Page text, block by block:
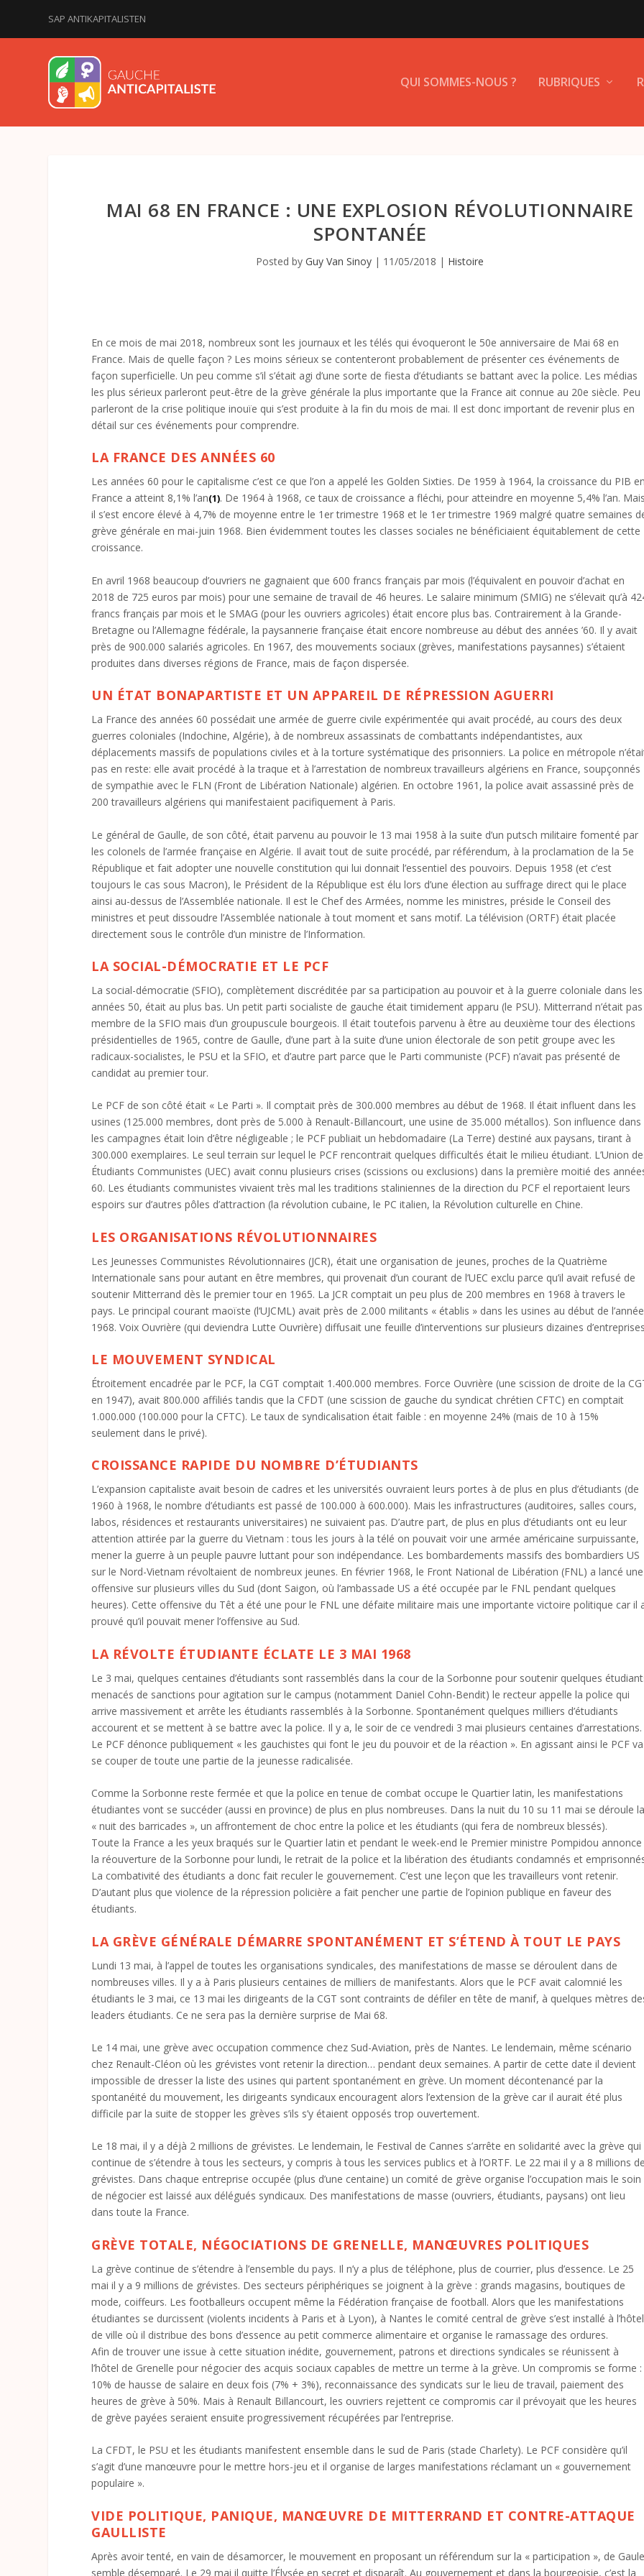
SAP ANTIKAPITALISTEN
QUI SOMMES-NOUS ? RUBRIQUES
MAI 68 EN FRANCE : UNE EXPLOSION RÉVOLUTIONNAIRE
SPONTANÉE
Posted byGuy Van Sinoy | 11/05/2018 | Histoire
En ce mois de mai 2018, nombreux sont les journaux et les télés qui évoqueront le 50e anniversaire de Mai 68 en
France. Mais de quelle façon ? Les moins sérieux se contenteront probablement de présenter ces événements de
façon superficielle. Un peu comme s’il s’était agi d’une sorte de fiesta d’étudiants se battant avec la police. Les médias
les plus sérieux parleront peut-être de la grève générale la plus importante que la France ait connue au 20e siècle. Peu
parleront de la crise politique inouïe qui s’est produite à la fin du mois de mai. Il est donc important de revenir plus en
détail sur ces événements pour comprendre.
LA FRANCE DES ANNÉES 60
Les années 60 pour le capitalisme c’est ce que l’on a appelé les Golden Sixties. De 1959 à 1964, la croissance du PIB
France a atteint 8,1% l’an(1). De 1964 à 1968, ce taux de croissance a fléchi, pour atteindre en moyenne 5,4% l’an.
il s’est encore élevé à 4,7% de moyenne entre le 1er trimestre 1968 et le 1er trimestre 1969 malgré quatre semaines
grève générale en mai-juin 1968. Bien évidemment toutes les classes sociales ne bénéficiaient équitablement de cette
croissance.
En avril 1968 beaucoup d’ouvriers ne gagnaient que 600 francs français par mois (l’équivalent en pouvoir d’achat en
2018 de 725 euros par mois) pour une semaine de travail de 46 heures. Le salaire minimum (SMIG) ne s’élevait qu’à
francs français par mois et le SMAG (pour les ouvriers agricoles) était encore plus bas. Contrairement à la Grande-
Bretagne ou l’Allemagne fédérale, la paysannerie française était encore nombreuse au début des années ’60. Il y avait
près de 900.000 salariés agricoles. En 1967, des mouvements sociaux (grèves, manifestations paysannes) s’étaient
produites dans diverses régions de France, mais de façon dispersée.
UN ÉTAT BONAPARTISTE ET UN APPAREIL DE RÉPRESSION AGUERRI
La France des années 60 possédait une armée de guerre civile expérimentée qui avait procédé, au cours des deux
guerres coloniales (Indochine, Algérie), à de nombreux assassinats de combattants indépendantistes, aux
déplacements massifs de populations civiles et à la torture systématique des prisonniers. La police en métropole
pas en reste: elle avait procédé à la traque et à l’arrestation de nombreux travailleurs algériens en France, soupçonnés
de sympathie avec le FLN (Front de Libération Nationale) algérien. En octobre 1961, la police avait assassiné près de
200 travailleurs algériens qui manifestaient pacifiquement à Paris.
Le général de Gaulle, de son côté, était parvenu au pouvoir le 13 mai 1958 à la suite d’un putsch militaire fomenté par
les colonels de l’armée française en Algérie. Il avait tout de suite procédé, par référendum, à la proclamation de la 5e
République et fait adopter une nouvelle constitution qui lui donnait l’essentiel des pouvoirs. Depuis 1958 (et c’est
toujours le cas sous Macron), le Président de la République est élu lors d’une élection au suffrage direct qui le place
ainsi au-dessus de l’Assemblée nationale. Il est le Chef des Armées, nomme les ministres, préside le Conseil des
ministres et peut dissoudre l’Assemblée nationale à tout moment et sans motif. La télévision (ORTF) était placée
directement sous le contrôle d’un ministre de l’Information.
LA SOCIAL-DÉMOCRATIE ET LE PCF
La social-démocratie (SFIO), complètement discréditée par sa participation au pouvoir et à la guerre coloniale dans les
années 50, était au plus bas. Un petit parti socialiste de gauche était timidement apparu (le PSU). Mitterrand n’était pas
membre de la SFIO mais d’un groupuscule bourgeois. Il était toutefois parvenu à être au deuxième tour des élections
présidentielles de 1965, contre de Gaulle, d’une part à la suite d’une union électorale de son petit groupe avec les
radicaux-socialistes, le PSU et la SFIO, et d’autre part parce que le Parti communiste (PCF) n’avait pas présenté de
candidat au premier tour.
Le PCF de son côté était « Le Parti ». Il comptait près de 300.000 membres au début de 1968. Il était influent dans les
usines (125.000 membres, dont près de 5.000 à Renault-Billancourt, une usine de 35.000 métallos). Son influence dans
les campagnes était loin d’être négligeable ; le PCF publiait un hebdomadaire (La Terre) destiné aux paysans, tirant à
300.000 exemplaires. Le seul terrain sur lequel le PCF rencontrait quelques difficultés était le milieu étudiant. L’Union
Étudiants Communistes (UEC) avait connu plusieurs crises (scissions ou exclusions) dans la première moitié des
60. Les étudiants communistes vivaient très mal les traditions staliniennes de la direction du PCF el reportaient leurs
espoirs sur d’autres pôles d’attraction (la révolution cubaine, le PC italien, la Révolution culturelle en Chine.
LES ORGANISATIONS RÉVOLUTIONNAIRES
Les Jeunesses Communistes Révolutionnaires (JCR), était une organisation de jeunes, proches de la Quatrième
Internationale sans pour autant en être membres, qui provenait d’un courant de l’UEC exclu parce qu’il avait refusé de
soutenir Mitterrand dès le premier tour en 1965. La JCR comptait un peu plus de 200 membres en 1968 à travers le
pays. Le principal courant maoïste (l‘UJCML) avait près de 2.000 militants « établis » dans les usines au début de l’année
1968. Voix Ouvrière (qui deviendra Lutte Ouvrière) diffusait une feuille d’interventions sur plusieurs dizaines
LE MOUVEMENT SYNDICAL
Étroitement encadrée par le PCF, la CGT comptait 1.400.000 membres. Force Ouvrière (une scission de droite de la
en 1947), avait 800.000 affiliés tandis que la CFDT (une scission de gauche du syndicat chrétien CFTC) en comptait
1.000.000 (100.000 pour la CFTC). Le taux de syndicalisation était faible : en moyenne 24% (mais de 10 à 15%
seulement dans le privé).
CROISSANCE RAPIDE DU NOMBRE D’ÉTUDIANTS
L’expansion capitaliste avait besoin de cadres et les universités ouvraient leurs portes à de plus en plus d’étudiants (de
1960 à 1968, le nombre d’étudiants est passé de 100.000 à 600.000). Mais les infrastructures (auditoires, salles cours,
labos, résidences et restaurants universitaires) ne suivaient pas. D’autre part, de plus en plus d’étudiants ont eu leur
attention attirée par la guerre du Vietnam : tous les jours à la télé on pouvait voir une armée américaine surpuissante,
mener la guerre à un peuple pauvre luttant pour son indépendance. Les bombardements massifs des bombardiers US
sur le Nord-Vietnam révoltaient de nombreux jeunes. En février 1968, le Front National de Libération (FNL) a lancé une
offensive sur plusieurs villes du Sud (dont Saigon, où l’ambassade US a été occupée par le FNL pendant quelques
heures). Cette offensive du Têt a été une pour le FNL une défaite militaire mais une importante victoire politique car il
prouvé qu’il pouvait mener l’offensive au Sud.
LA RÉVOLTE ÉTUDIANTE ÉCLATE LE 3 MAI 1968
Le 3 mai, quelques centaines d’étudiants sont rassemblés dans la cour de la Sorbonne pour soutenir quelques
menacés de sanctions pour agitation sur le campus (notamment Daniel Cohn-Bendit) le recteur appelle la police qui
arrive massivement et arrête les étudiants rassemblés à la Sorbonne. Spontanément quelques milliers d’étudiants
accourent et se mettent à se battre avec la police. Il y a, le soir de ce vendredi 3 mai plusieurs centaines d’arrestations.
Le PCF dénonce publiquement « les gauchistes qui font le jeu du pouvoir et de la réaction ». En agissant ainsi le PCF va
se couper de toute une partie de la jeunesse radicalisée.
Comme la Sorbonne reste fermée et que la police en tenue de combat occupe le Quartier latin, les manifestations
étudiantes vont se succéder (aussi en province) de plus en plus nombreuses. Dans la nuit du 10 su 11 mai se déroule
« nuit des barricades », un affrontement de choc entre la police et les étudiants (qui fera de nombreux blessés).
Toute la France a les yeux braqués sur le Quartier latin et pendant le week-end le Premier ministre Pompidou annonce
la réouverture de la Sorbonne pour lundi, le retrait de la police et la libération des étudiants condamnés et
La combativité des étudiants a donc fait reculer le gouvernement. C’est une leçon que les travailleurs vont retenir.
D’autant plus que violence de la répression policière a fait pencher une partie de l’opinion publique en faveur des
étudiants.
LA GRÈVE GÉNÉRALE DÉMARRE SPONTANÉMENT ET S’ÉTEND À TOUT LE PAYS
Lundi 13 mai, à l’appel de toutes les organisations syndicales, des manifestations de masse se déroulent dans de
nombreuses villes. Il y a à Paris plusieurs centaines de milliers de manifestants. Alors que le PCF avait calomnié les
étudiants le 3 mai, ce 13 mai les dirigeants de la CGT sont contraints de défiler en tête de manif, à quelques mètres
leaders étudiants. Ce ne sera pas la dernière surprise de Mai 68.
Le 14 mai, une grève avec occupation commence chez Sud-Aviation, près de Nantes. Le lendemain, même scénario
chez Renault-Cléon où les grévistes vont retenir la direction… pendant deux semaines. A partir de cette date il devient
impossible de dresser la liste des usines qui partent spontanément en grève. Un moment décontenancé par la
spontanéité du mouvement, les dirigeants syndicaux encouragent alors l’extension de la grève car il aurait été plus
difficile par la suite de stopper les grèves s’ils s’y étaient opposés trop ouvertement.
Le 18 mai, il y a déjà 2 millions de grévistes. Le lendemain, le Festival de Cannes s’arrête en solidarité avec la grève qui
continue de s’étendre à tous les secteurs, y compris à tous les services publics et à l’ORTF. Le 22 mai il y a 8 millions
grévistes. Dans chaque entreprise occupée (plus d’une centaine) un comité de grève organise l’occupation mais le soin
de négocier est laissé aux délégués syndicaux. Des manifestations de masse (ouvriers, étudiants, paysans) ont lieu
dans toute la France.
GRÈVE TOTALE, NÉGOCIATIONS DE GRENELLE, MANŒUVRES POLITIQUES
La grève continue de s’étendre à l’ensemble du pays. Il n’y a plus de téléphone, plus de courrier, plus d’essence. Le 25
mai il y a 9 millions de grévistes. Des secteurs périphériques se joignent à la grève : grands magasins, boutiques de
mode, coiffeurs. Les footballeurs occupent même la Fédération française de football. Alors que les manifestations
étudiantes se durcissent (violents incidents à Paris et à Lyon), à Nantes le comité central de grève s’est installé à l’hôtel
de ville où il distribue des bons d’essence au petit commerce alimentaire et organise le ramassage des ordures.
Afin de trouver une issue à cette situation inédite, gouvernement, patrons et directions syndicales se réunissent à
l’hôtel de Grenelle pour négocier des acquis sociaux capables de mettre un terme à la grève. Un compromis se forme :
10% de hausse de salaire en deux fois (7% + 3%), reconnaissance des syndicats sur le lieu de travail, paiement des
heures de grève à 50%. Mais à Renault Billancourt, les ouvriers rejettent ce compromis car il prévoyait que les heures
de grève payées seraient ensuite progressivement récupérées par l’entreprise.
La CFDT, le PSU et les étudiants manifestent ensemble dans le sud de Paris (stade Charlety). Le PCF considère qu’il
s’agit d’une manœuvre pour le mettre hors-jeu et il organise de larges manifestations réclamant un « gouvernement
populaire ».
VIDE POLITIQUE, PANIQUE, MANŒUVRE DE MITTERRAND ET CONTRE-ATTAQUE
GAULLISTE
Après avoir tenté, en vain de désamorcer, le mouvement en proposant un référendum sur la « participation », de
semble désemparé. Le 29 mai il quitte l’Élysée en secret et disparaît. Au gouvernement et dans la bourgeoisie, c’est la